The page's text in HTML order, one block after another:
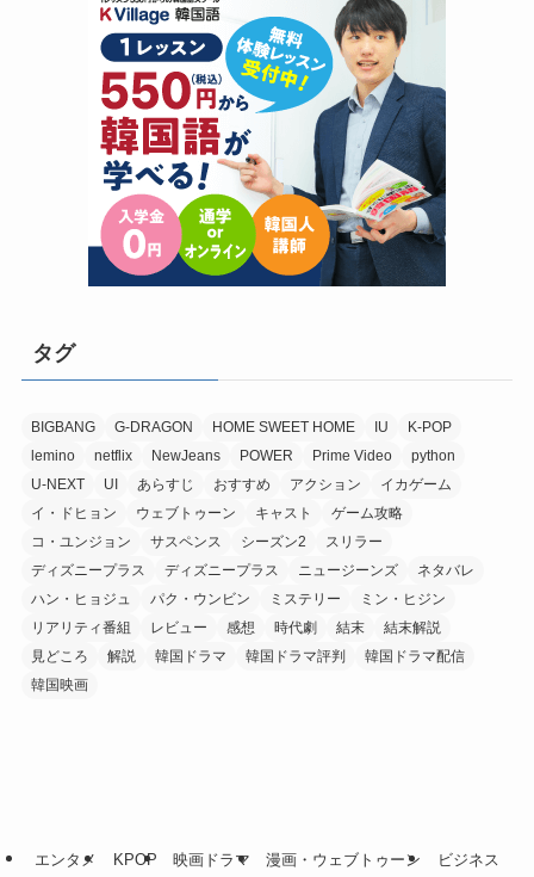
タグ
BIGBANG G-DRAGON HOME SWEET HOME IU
K-POP
lemino
netflix NewJeans POWER Prime Video
python
U-NEXT
UI あらすじ おすすめ アクション
イカゲーム
イ・ドヒョン
ウェブトゥーン キャスト
ゲーム攻略
コ・ユンジョン
サスペンス シーズン2
スリラー
ディズニープラス
ディズニープラス ニュージーンズ
ネタバレ
ハン・ヒョジュ
パク・ウンビン ミステリー
ミン・ヒジン
リアリティ番組
レビュー 感想 時代劇 結末
結末解説
見どころ
解説 韓国ドラマ 韓国ドラマ評判
韓国ドラマ配信
韓国映画
エンタメ KPOP 映画ドラマ 漫画・ウェブトゥーン ビジネス